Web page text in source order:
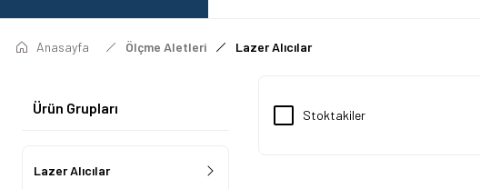
Anasayfa Ölçme Aletleri Lazer Alıcılar
Ürün Grupları
Lazer Alıcılar
Stoktakiler